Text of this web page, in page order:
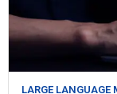
LARGE LANGUAGE